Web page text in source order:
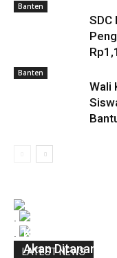
Banten
SDC
Banten
Wali
LATEST NEWS
Kawasan Hutan
Akan Ditanami